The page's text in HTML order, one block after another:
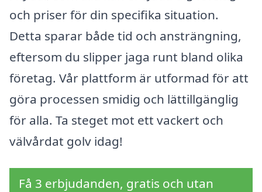
och priser för din specifika situation.
Detta sparar både tid och ansträngning,
eftersom du slipper jaga runt bland olika
företag. Vår plattform är utformad för att
göra processen smidig och lättillgänglig
för alla. Ta steget mot ett vackert och
välvårdat golv idag!
Få 3 erbjudanden, gratis och utan